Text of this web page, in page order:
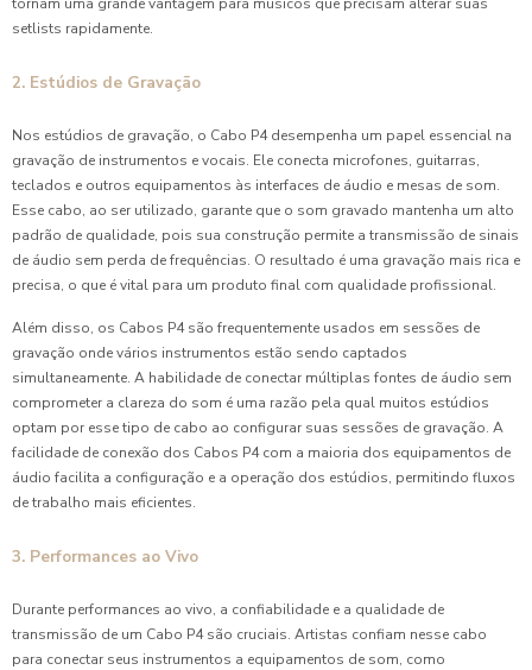
setlists rapidamente.
2. Estúdios de Gravação
Nos estúdios de gravação, o Cabo P4 desempenha um papel essencial na
gravação de instrumentos e vocais. Ele conecta microfones, guitarras,
teclados e outros equipamentos às interfaces de áudio e mesas de som.
Esse cabo, ao ser utilizado, garante que o som gravado mantenha um alto
padrão de qualidade, pois sua construção permite a transmissão de sinais
de áudio sem perda de frequências. O resultado é uma gravação mais rica e
precisa, o que é vital para um produto final com qualidade profissional.
Além disso, os Cabos P4 são frequentemente usados em sessões de
gravação onde vários instrumentos estão sendo captados
simultaneamente. A habilidade de conectar múltiplas fontes de áudio sem
comprometer a clareza do som é uma razão pela qual muitos estúdios
optam por esse tipo de cabo ao configurar suas sessões de gravação. A
facilidade de conexão dos Cabos P4 com a maioria dos equipamentos de
áudio facilita a configuração e a operação dos estúdios, permitindo fluxos
de trabalho mais eficientes.
3. Performances ao Vivo
Durante performances ao vivo, a confiabilidade e a qualidade de
transmissão de um Cabo P4 são cruciais. Artistas confiam nesse cabo
para conectar seus instrumentos a equipamentos de som, como